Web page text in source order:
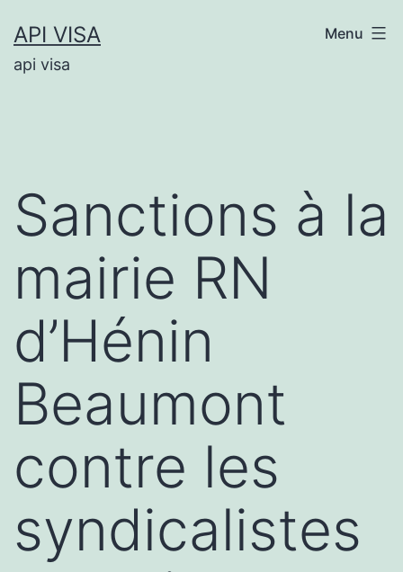
au
contenu
API VISA
api visa
Menu
Sanctions à la
mairie RN
d’Hénin
Beaumont
contre les
syndicalistes